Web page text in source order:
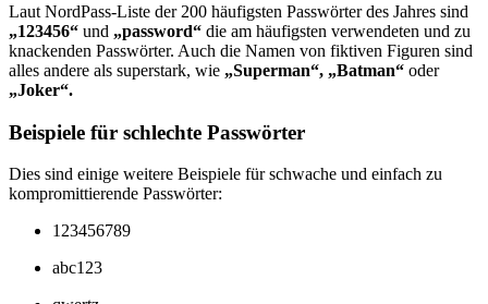
Laut NordPass-Liste der 200 häufigsten Passwörter des Jahres sind
„123456“ und „password“ die am häufigsten verwendeten und zu
knackenden Passwörter. Auch die Namen von fiktiven Figuren sind
alles andere als superstark, wie „Superman“, „Batman“ oder
„Joker“.
Beispiele für schlechte Passwörter
Dies sind einige weitere Beispiele für schwache und einfach zu
kompromittierende Passwörter:
123456789
abc123